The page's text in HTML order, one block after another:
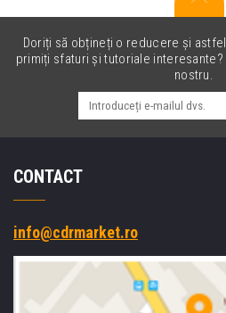
Doriți să obțineți o reducere și
primiți sfaturi și tutoriale
nostru.
CONTACT
info@cdrmarket.ro